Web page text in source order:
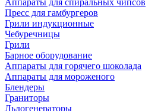
Аппараты для спиральных чипсов
Пресс для гамбургеров
Грили индукционные
Чебуречницы
Грили
Барное оборудование
Аппараты для горячего шоколада
Аппараты для мороженого
Блендеры
Граниторы
Льдогенераторы